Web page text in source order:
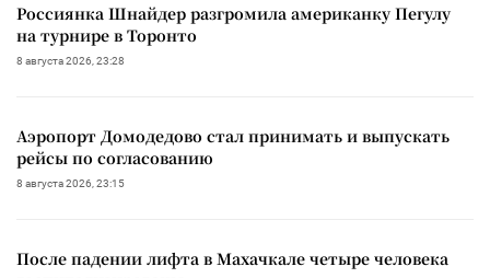
Россиянка Шнайдер разгромила американку Пегулу
на турнире в Торонто
8 августа 2026, 23:28
Аэропорт Домодедово стал принимать и выпускать
рейсы по согласованию
8 августа 2026, 23:15
После падении лифта в Махачкале четыре человека